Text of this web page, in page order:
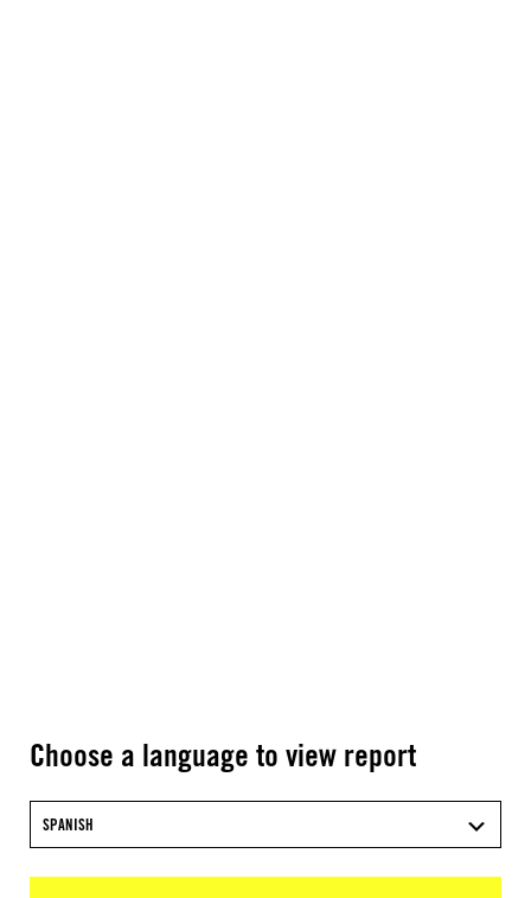
Choose a language to view report
SPANISH